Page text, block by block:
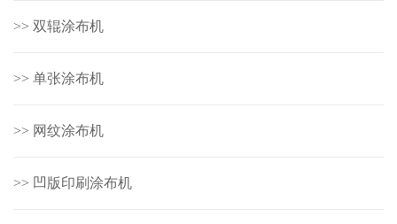
>> 双辊涂布机
>> 单张涂布机
>> 网纹涂布机
>> 凹版印刷涂布机